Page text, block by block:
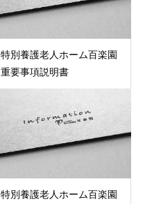
特別養護老人ホーム百楽園
重要事項説明書
特別養護老人ホーム百楽園